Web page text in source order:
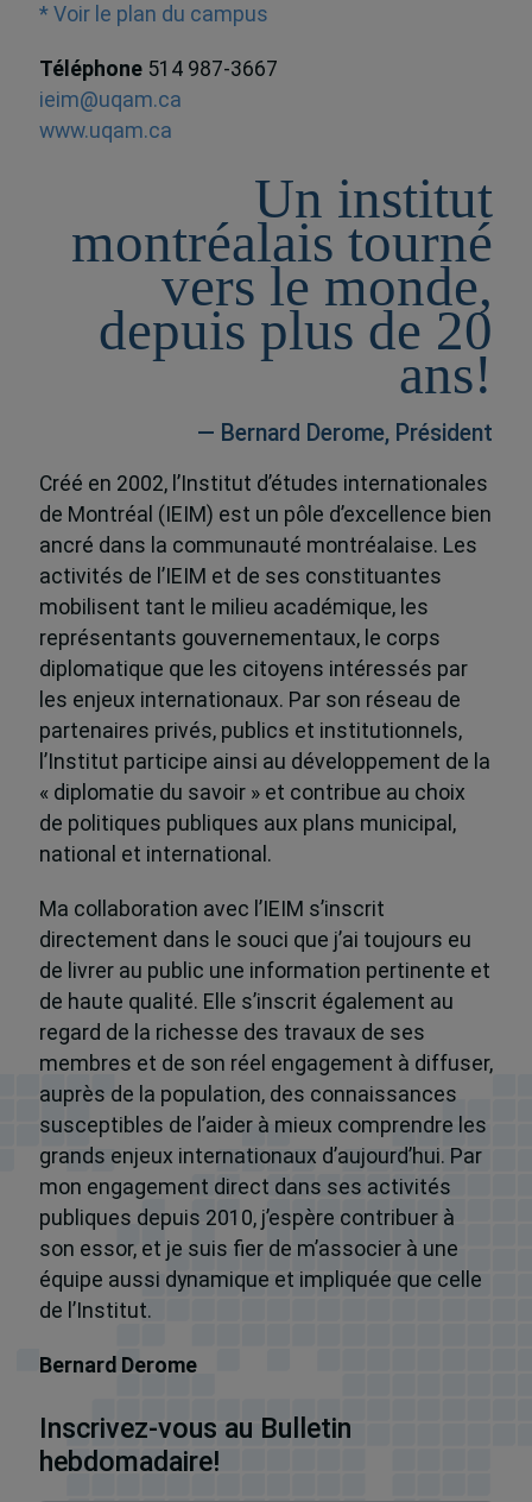
* Voir le plan du campus
Téléphone 514 987-3667
ieim@uqam.ca
www.uqam.ca
Un institut
montréalais tourné
vers le monde,
depuis plus de 20
ans!
— Bernard Derome, Président
Créé en 2002, l’Institut d’études internationales
de Montréal (IEIM) est un pôle d’excellence bien
ancré dans la communauté montréalaise. Les
activités de l’IEIM et de ses constituantes
mobilisent tant le milieu académique, les
représentants gouvernementaux, le corps
diplomatique que les citoyens intéressés par
les enjeux internationaux. Par son réseau de
partenaires privés, publics et institutionnels,
l’Institut participe ainsi au développement de la
« diplomatie du savoir » et contribue au choix
de politiques publiques aux plans municipal,
national et international.
Ma collaboration avec l’IEIM s’inscrit
directement dans le souci que j’ai toujours eu
de livrer au public une information pertinente et
de haute qualité. Elle s’inscrit également au
regard de la richesse des travaux de ses
membres et de son réel engagement à diffuser,
auprès de la population, des connaissances
susceptibles de l’aider à mieux comprendre les
grands enjeux internationaux d’aujourd’hui. Par
mon engagement direct dans ses activités
publiques depuis 2010, j’espère contribuer à
son essor, et je suis fier de m’associer à une
équipe aussi dynamique et impliquée que celle
de l’Institut.
Bernard Derome
Inscrivez-vous au Bulletin
hebdomadaire!